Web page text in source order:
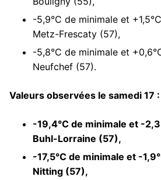
-5,9°C de minimale et
Metz-Frescaty (57),
-5,8°C de minimale et
Neufchef (57).
Valeurs observées le samedi 17 :
-19,4°C de minimale et -
Buhl-Lorraine (57),
-17,5°C de minimale et -
Nitting (57),